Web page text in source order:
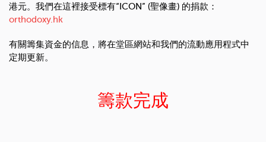
港元。我們在這裡接受標有“ICON” (聖像畫) 的捐款：
orthodoxy.hk
有關籌集資金的信息，將在堂區網站和我們的流動應用程式中
定期更新。
籌款完成